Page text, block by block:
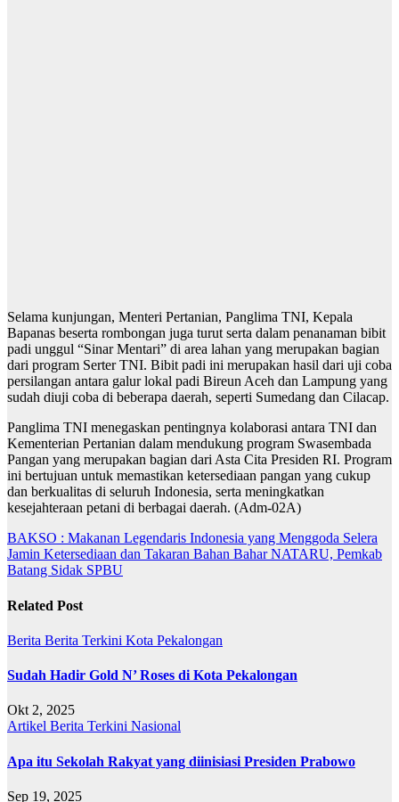
Selama kunjungan, Menteri Pertanian, Panglima TNI, Kepala
Bapanas beserta rombongan juga turut serta dalam penanaman bibit
padi unggul “Sinar Mentari” di area lahan yang merupakan bagian
dari program Serter TNI. Bibit padi ini merupakan hasil dari uji coba
persilangan antara galur lokal padi Bireun Aceh dan Lampung yang
sudah diuji coba di beberapa daerah, seperti Sumedang dan Cilacap.
Panglima TNI menegaskan pentingnya kolaborasi antara TNI dan
Kementerian Pertanian dalam mendukung program Swasembada
Pangan yang merupakan bagian dari Asta Cita Presiden RI. Program
ini bertujuan untuk memastikan ketersediaan pangan yang cukup
dan berkualitas di seluruh Indonesia, serta meningkatkan
kesejahteraan petani di berbagai daerah. (Adm-02A)
Navigasi
pos
BAKSO : Makanan Legendaris Indonesia yang Menggoda Selera
Jamin Ketersediaan dan Takaran Bahan Bahar NATARU, Pemkab
Batang Sidak SPBU
Related Post
Berita Berita Terkini Kota Pekalongan
Sudah Hadir Gold N’ Roses di Kota Pekalongan
Okt 2, 2025
Artikel Berita Terkini Nasional
Apa itu Sekolah Rakyat yang diinisiasi Presiden Prabowo
Sep 19, 2025